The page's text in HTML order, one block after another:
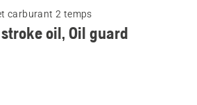
carburant 2 temps
oil, Oil guard